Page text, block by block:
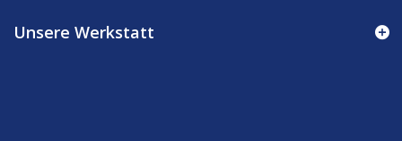
Unsere Werkstatt